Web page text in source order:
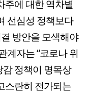
주에 대한 역차별
선심성 정책보다
방안을 모색해야
계자는 “코로나 위
정책이 명목상
스란히 전가되는